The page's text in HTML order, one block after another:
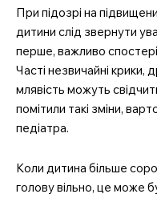
При підозрі на
дитини слід звернути
перше, важливо
Часті незвичайні крики,
млявість можуть
помітили такі зміни,
педіатра.
Коли дитина більше
голову вільно, це може